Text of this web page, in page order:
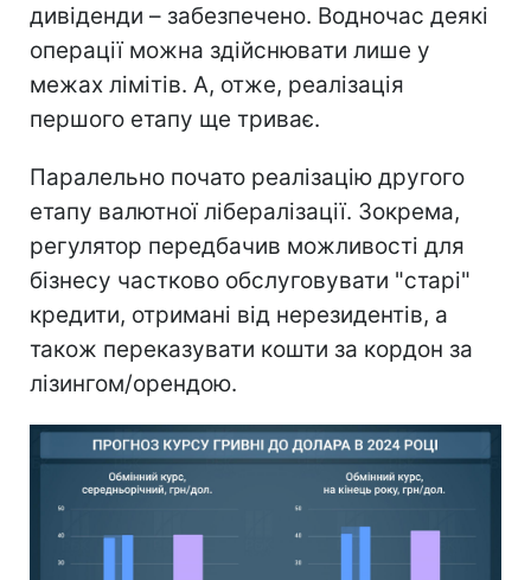
дивіденди – забезпечено. Водночас деякі
операції можна здійснювати лише у
межах лімітів. А, отже, реалізація
першого етапу ще триває.
Паралельно почато реалізацію другого
етапу валютної лібералізації. Зокрема,
регулятор передбачив можливості для
бізнесу частково обслуговувати "старі"
кредити, отримані від нерезидентів, а
також переказувати кошти за кордон за
лізингом/орендою.